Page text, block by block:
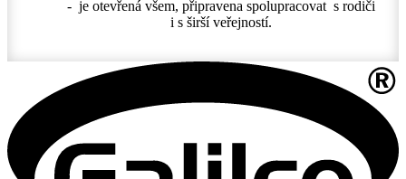
- je otevřená všem, připravena spolupracovat s rodiči
i s širší veřejností.